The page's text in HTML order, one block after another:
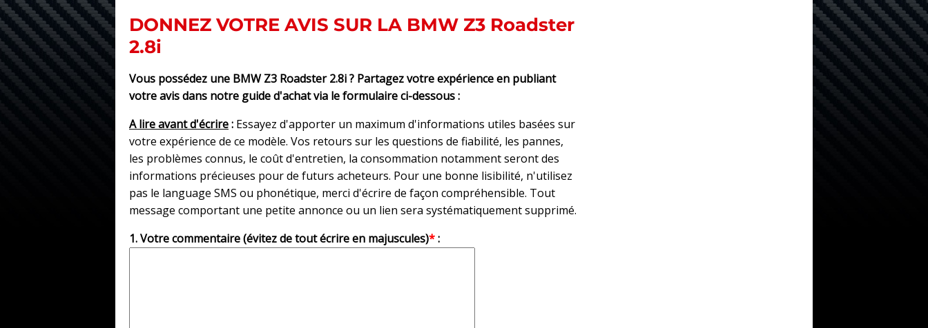
DONNEZ VOTRE AVIS SUR LA BMW Z3 Roadster
2.8i
Vous possédez une BMW Z3 Roadster 2.8i ? Partagez votre expérience en publiant
votre avis dans notre guide d'achat via le formulaire ci-dessous :
A lire avant d'écrire: Essayez d'apporter un maximum d'informations utiles basées sur
votre expérience de ce modèle. Vos retours sur les questions de fiabilité, les pannes,
les problèmes connus, le coût d'entretien, la consommation notamment seront des
informations précieuses pour de futurs acheteurs. Pour une bonne lisibilité, n'utilisez
pas le language SMS ou phonétique, merci d'écrire de façon compréhensible. Tout
message comportant une petite annonce ou un lien sera systématiquement supprimé.
1. Votre commentaire (évitez de tout écrire en majuscules)*: